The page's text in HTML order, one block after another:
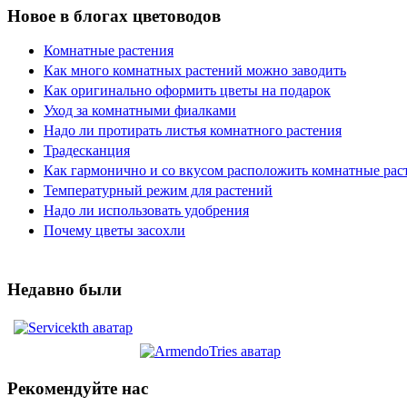
Новое в блогах цветоводов
Комнатные растения
Как много комнатных растений можно заводить
Как оригинально оформить цветы на подарок
Уход за комнатными фиалками
Надо ли протирать листья комнатного растения
Традесканция
Как гармонично и со вкусом расположить комнатные
Температурный режим для растений
Надо ли использовать удобрения
Почему цветы засохли
Недавно были
Рекомендуйте нас